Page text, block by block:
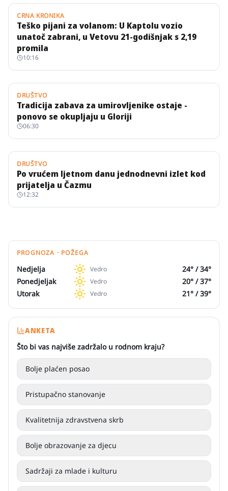
CRNA KRONIKA
Teško pijani za volanom: U Kaptolu vozio
unatoč zabrani, u Vetovu 21-godišnjak s 2,19
promila
10:16
DRUŠTVO
Tradicija zabava za umirovljenike ostaje -
ponovo se okupljaju u Gloriji
06:30
DRUŠTVO
Po vrućem ljetnom danu jednodnevni izlet kod
prijatelja u Čazmu
12:32
PROGNOZA · POŽEGA
Nedjelja Vedro 24° /34°
Ponedjeljak
Vedro 20° /37°
Utorak
Vedro 21° /39°
ANKETA
Što bi vas najviše zadržalo u rodnom kraju?
Bolje plaćen posao
Pristupačno stanovanje
Kvalitetnija zdravstvena skrb
Bolje obrazovanje za djecu
Sadržaji za mlade i kulturu